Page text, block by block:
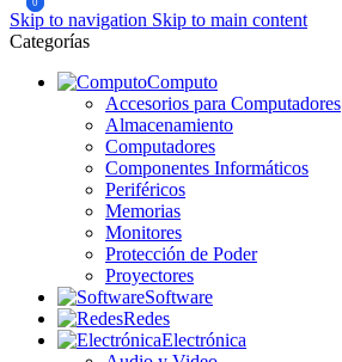
Skip to navigation Skip to main content
Categorías
Computo
Accesorios para Computadores
Almacenamiento
Computadores
Componentes Informáticos
Periféricos
Memorias
Monitores
Protección de Poder
Proyectores
Software
Redes
Electrónica
0
0